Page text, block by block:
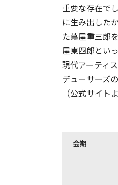
重要な存在で
に生み出した
た蔦屋重三郎
屋東四郎とい
現代アーティ
デューサーズ
（公式サイト
会期